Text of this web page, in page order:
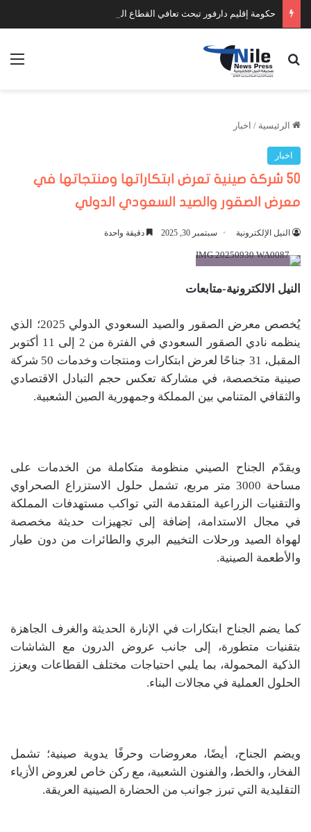
بحث عن
الرئيسية / اخبار
اخبار
50 شركة صينية تعرض ابتكاراتها ومنتجاتها في
معرض الصقور والصيد السعودي الدولي
النيل الإلكترونية سبتمبر 30, 2025 دقيقة واحدة
النيل الالكترونية-متابعات
يُخصص معرض الصقور والصيد السعودي الدولي 2025؛ الذي
ينظمه نادي الصقور السعودي في الفترة من 2 إلى 11 أكتوبر
المقبل، 31 جناحًا لعرض ابتكارات ومنتجات وخدمات 50 شركة
صينية متخصصة، في مشاركة تعكس حجم التبادل الاقتصادي
والثقافي المتنامي بين المملكة وجمهورية الصين الشعبية.
ويقدّم الجناح الصيني منظومة متكاملة من الخدمات على
مساحة 3000 متر مربع، تشمل حلول الاستزراع الصحراوي
والتقنيات الزراعية المتقدمة التي تواكب مستهدفات المملكة
في مجال الاستدامة، إضافة إلى تجهيزات حديثة مخصصة
لهواة الصيد ورحلات التخييم البري والطائرات من دون طيار
والأطعمة الصينية.
كما يضم الجناح ابتكارات في الإنارة الحديثة والغرف الجاهزة
بتقنيات متطورة، إلى جانب عروض الدرون مع الشاشات
الذكية المحمولة، بما يلبي احتياجات مختلف القطاعات ويعزز
الحلول العملية في مجالات البناء.
ويضم الجناح، أيضًا، معروضات وحرفًا يدوية صينية؛ تشمل
الفخار، والخط، والفنون الشعبية، مع ركن خاص لعروض الأزياء
التقليدية التي تبرز جوانب من الحضارة الصينية العريقة.